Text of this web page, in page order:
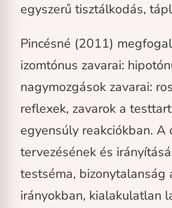
egyszerű tisztálkodás,
Pincésné (2011)
izomtónus zavarai:
nagymozgások zavarai:
reflexek, zavarok a
egyensúly reakciókban. A
tervezésének és
testséma,
irányokban, kialakulatlan